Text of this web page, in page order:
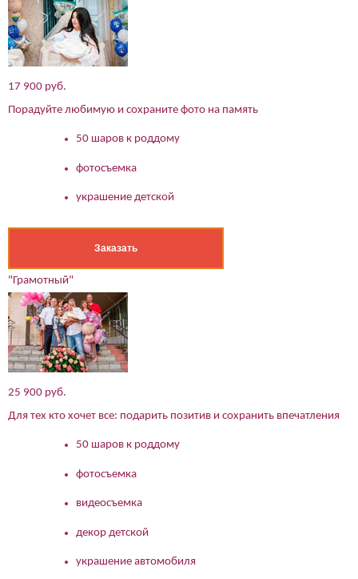
Подтверждаю свое согласие на обработку персональных
данных в соответствии
17 900 руб.
Порадуйте любимую и сохраните фото на память
50 шаров к роддому
фотосъемка
украшение детской
Заказать
"Грамотный"
25 900 руб.
Для тех кто хочет все: подарить позитив и сохранить впечатления
50 шаров к роддому
фотосъемка
видеосъемка
декор детской
украшение автомобиля